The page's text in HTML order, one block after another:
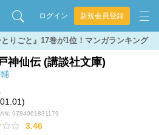
ログイン 新規会員登録
りごと』17巻が1位！マンガランキング
神仙伝 (講談社文庫)
9784061831179
3.46